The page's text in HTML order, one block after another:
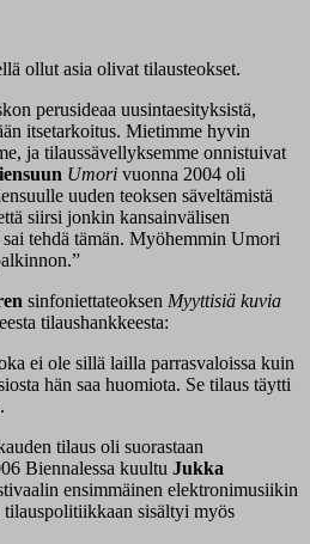
ollut asia olivat tilausteokset.
perusideaa uusintaesityksistä,
itsetarkoitus. Mietimme hyvin
ja tilaussävellyksemme onnistuivat
Umori vuonna 2004 oli
uuden teoksen säveltämistä
siirsi jonkin kansainvälisen
tehdä tämän. Myöhemmin Umori
sinfoniettateoksen Myyttisiä kuvia
tilaushankkeesta:
ei ole sillä lailla parrasvaloissa kuin
hän saa huomiota. Se tilaus täytti
tilaus oli suorastaan
Biennalessa kuultu Jukka
ensimmäinen elektronimusiikin
sisältyi myös